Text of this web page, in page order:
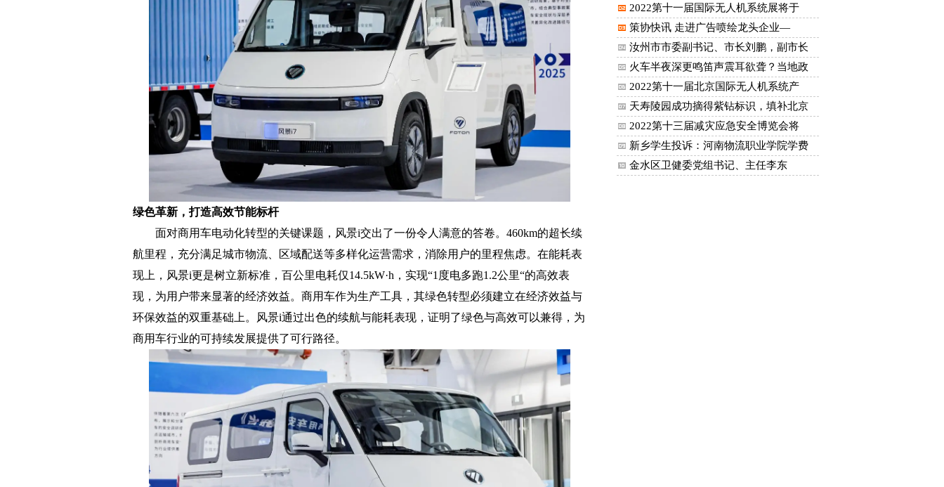
绿色革新，打造高效节能标杆
面对商用车电动化转型的关键课题，风景i交出了一份令人满意的答卷。460km的超长续
航里程，充分满足城市物流、区域配送等多样化运营需求，消除用户的里程焦虑。在能耗表
现上，风景i更是树立新标准，百公里电耗仅14.5kW·h，实现“1度电多跑1.2公里“的高效表
现，为用户带来显著的经济效益。商用车作为生产工具，其绿色转型必须建立在经济效益与
环保效益的双重基础上。风景i通过出色的续航与能耗表现，证明了绿色与高效可以兼得，为
商用车行业的可持续发展提供了可行路径。
2022第十一届国际无人机系统展将于
策协快讯 走进广告喷绘龙头企业—
汝州市市委副书记、市长刘鹏，副市长
火车半夜深更鸣笛声震耳欲聋？当地政
2022第十一届北京国际无人机系统产
天寿陵园成功摘得紫钻标识，填补北京
2022第十三届减灾应急安全博览会将
新乡学生投诉：河南物流职业学院学费
金水区卫健委党组书记、主任李东